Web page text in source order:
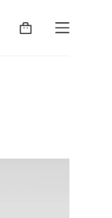
Varukorg